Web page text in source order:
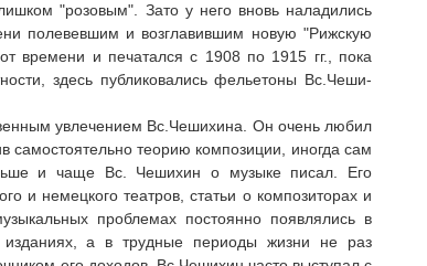
"розовым". Зато у него вновь наладились
полевевшим и возглавившим новую "Рижскую
времени и печатался с 1908 по 1915 гг., пока
здесь публиковались фельетоны Вс.Чеши-
увлечением Вс.Чешихина. Он очень любил
самостоятельно теорию композиции, иногда сам
и чаще Вс. Чешихин о музыке писал. Его
и немецкого театров, статьи о композиторах и
проблемах постоянно появлялись в
а в трудные периоды жизни не раз